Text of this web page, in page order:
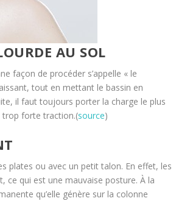
AU SOL
façon de procéder s’appelle « le
tout en mettant le bassin en
il faut toujours porter la charge le plus
trop forte traction.(source)
plates ou avec un petit talon. En effet, les
ce qui est une mauvaise posture. À la
qu’elle génère sur la colonne